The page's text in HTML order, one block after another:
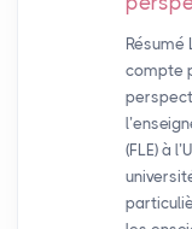
Résumé
compte
(FLE) à